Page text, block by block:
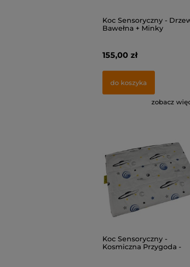
Koc Sensoryczny -
Bawełna + Minky
155,00 zł
do koszyka
zobacz
Koc Sensoryczny -
Kosmiczna Przygoda -